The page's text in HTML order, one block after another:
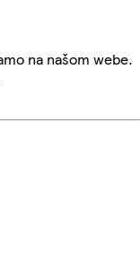
na našom webe.